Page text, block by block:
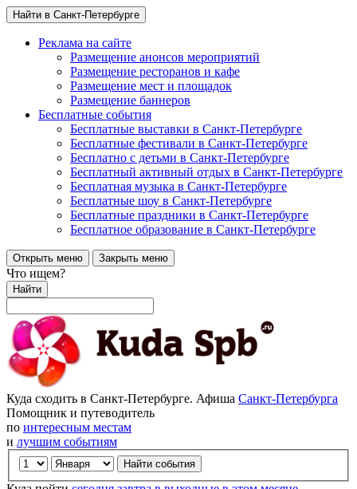
Найти в Санкт-Петербурге
Реклама на сайте
Размещение анонсов мероприятий
Размещение ресторанов и кафе
Размещение мест и площадок
Размещение баннеров
Бесплатные события
Бесплатные выставки в Санкт-Петербурге
Бесплатные фестивали в Санкт-Петербурге
Бесплатно с детьми в Санкт-Петербурге
Бесплатный активный отдых в Санкт-Петербурге
Бесплатная музыка в Санкт-Петербурге
Бесплатные шоу в Санкт-Петербурге
Бесплатные праздники в Санкт-Петербурге
Бесплатное образование в Санкт-Петербурге
Открыть меню Закрыть меню
Что ищем?
Найти
Куда сходить в Санкт-Петербурге. Афиша Санкт-Петербурга
Помощник и путеводитель
по интересным местам
и лучшим событиям